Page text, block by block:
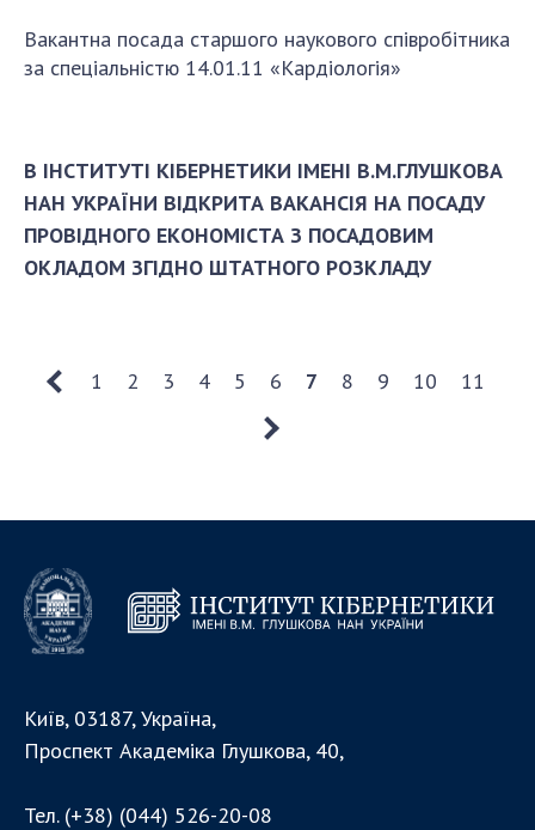
Вакантна посада старшого наукового співробітника
за спеціальністю 14.01.11 «Кардіологія»
В ІНСТИТУТІ КІБЕРНЕТИКИ ІМЕНІ В.М.ГЛУШКОВА
НАН УКРАЇНИ ВІДКРИТА ВАКАНСІЯ НА ПОСАДУ
ПРОВІДНОГО ЕКОНОМІСТА З ПОСАДОВИМ
ОКЛАДОМ ЗГІДНО ШТАТНОГО РОЗКЛАДУ
1 2 3 4 5 6 7 8 9 10 11
Київ, 03187, Україна,
Проспект Академіка Глушкова, 40,
Тел. (+38) (044) 526-20-08